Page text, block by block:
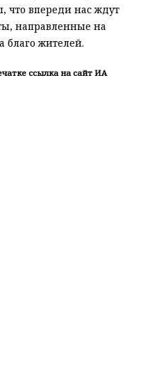
что впереди нас ждут
направленные на
благо жителей.
ссылка на сайт ИА